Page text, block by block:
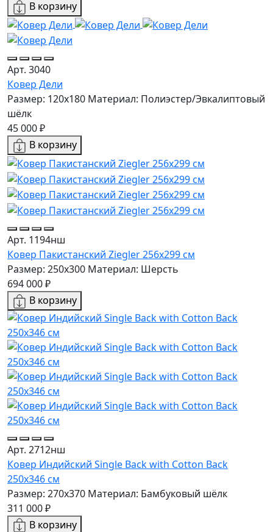
В корзину
Арт. 3040
Ковер Дели
Размер: 120x180 Материал: Полиэстер/Эвкалиптовый
шёлк
45 000 ₽
В корзину
Арт. 1194нш
Ковер Пакистанский Ziegler 256x299 см
Размер: 250x300 Материал: Шерсть
694 000 ₽
В корзину
Арт. 2712нш
Ковер Индийский Single Back with Cotton Back
250x346 см
Размер: 270x370 Материал: Бамбуковый шёлк
311 000 ₽
В корзину